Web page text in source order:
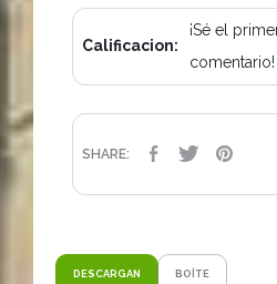
Calificacion:
¡Sé el
comentario!
SHARE:
DESCARGAN BOÎTE